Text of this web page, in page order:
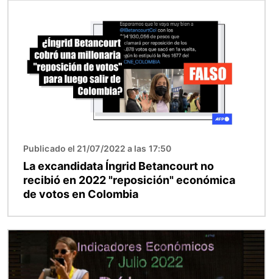
Publicado el 21/07/2022 a las 17:50
La excandidata Íngrid Betancourt no
recibió en 2022 "reposición" económica
de votos en Colombia